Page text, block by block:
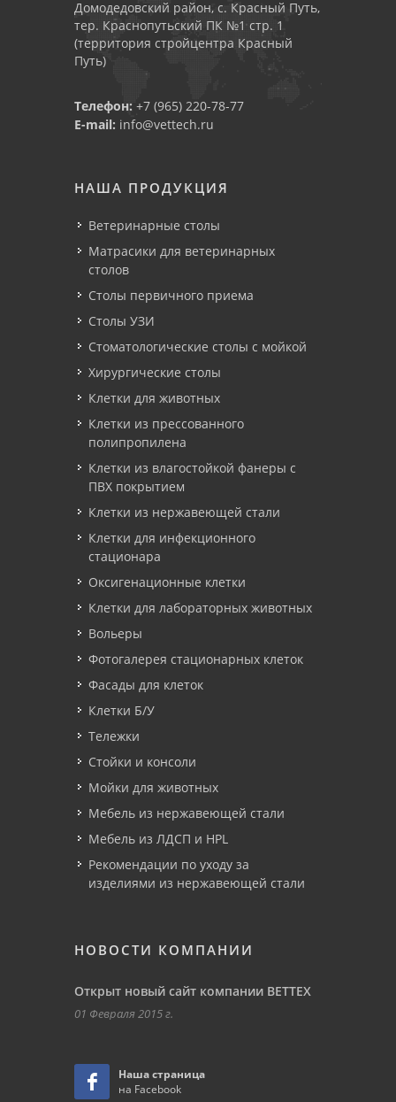
Домодедовский район, с. Красный Путь,
тер. Краснопутьский ПК №1 стр. 1
(территория стройцентра Красный
Путь)
Телефон: +7 (965) 220-78-77
E-mail: info@vettech.ru
НАША ПРОДУКЦИЯ
Ветеринарные столы
Матрасики для ветеринарных
столов
Столы первичного приема
Столы УЗИ
Стоматологические столы с мойкой
Хирургические столы
Клетки для животных
Клетки из прессованного
полипропилена
Клетки из влагостойкой фанеры с
ПВХ покрытием
Клетки из нержавеющей стали
Клетки для инфекционного
стационара
Оксигенационные клетки
Клетки для лабораторных животных
Вольеры
Фотогалерея стационарных клеток
Фасады для клеток
Клетки Б/У
Тележки
Стойки и консоли
Мойки для животных
Мебель из нержавеющей стали
Мебель из ЛДСП и HPL
Рекомендации по уходу за
изделиями из нержавеющей стали
НОВОСТИ КОМПАНИИ
Открыт новый сайт компании ВЕТТЕХ
01 Февраля 2015 г.
Наша страница
на Facebook